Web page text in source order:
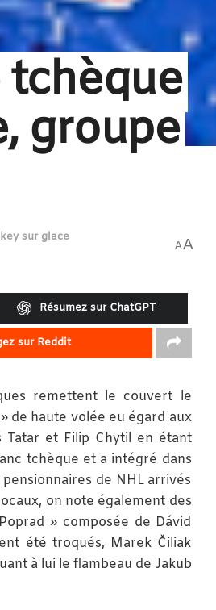
tchèque
groupe
sur glace
AA
Résumez sur ChatGPT
sur Reddit
remettent le couvert le
de haute volée eu égard aux
Tatar et Filip Chytil en étant
tchèque et a intégré dans
de NHL arrivés
on note également des
» composée de Dávid
été troqués, Marek Čiliak
à lui le flambeau de Jakub